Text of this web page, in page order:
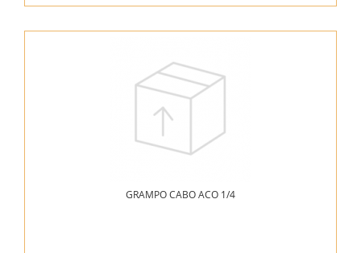
GRAMPO CABO ACO 1/4